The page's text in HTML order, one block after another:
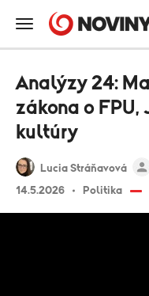
Lucia Stráňavová
14.5.2026
Politika
Analýzy 24:
zákona o
kultúry